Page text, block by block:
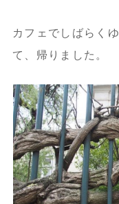
カフェでしばらく
て、帰りました。